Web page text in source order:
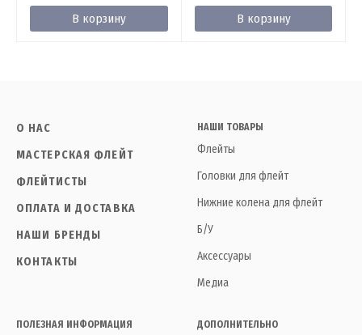
В корзину В корзину
О НАС
МАСТЕРСКАЯ ФЛЕЙТ
ФЛЕЙТИСТЫ
ОПЛАТА И ДОСТАВКА
НАШИ БРЕНДЫ
КОНТАКТЫ
НАШИ ТОВАРЫ
Флейты
Головки для флейт
Нижние колена для флейт
Б/У
Аксессуары
Медиа
ПОЛЕЗНАЯ ИНФОРМАЦИЯ ДОПОЛНИТЕЛЬНО